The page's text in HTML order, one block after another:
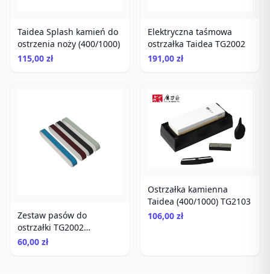
Taidea Splash kamień do
ostrzenia noży (400/1000)
115,00 zł
Elektryczna taśmowa
ostrzałka Taidea TG2002
191,00 zł
Zestaw pasów do
ostrzałki TG2002
#120/320/600/1000
60,00 zł
Ostrzałka kamienna
Taidea (400/1000) TG2103
106,00 zł